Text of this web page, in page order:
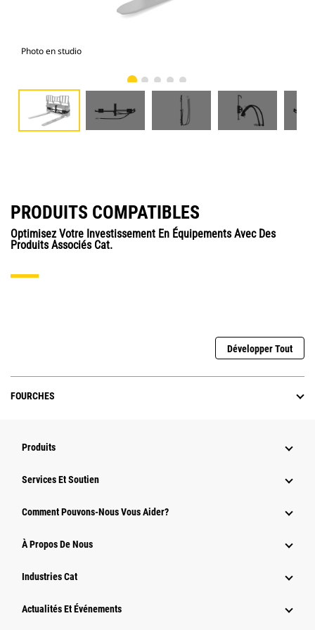
Photo en studio
PRODUITS COMPATIBLES
Optimisez Votre Investissement En Équipements Avec Des
Produits Associés Cat.
Développer Tout
FOURCHES
Produits
Services Et Soutien
Comment Pouvons-Nous Vous Aider?
À Propos De Nous
Industries Cat
Actualités Et Événements